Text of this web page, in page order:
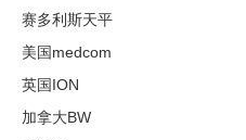
赛多利斯天平
美国medcom
英国ION
加拿大BW